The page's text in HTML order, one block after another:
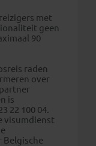
met
geen
90
raden
over
is
22 100 04.
visumdienst
Belgische